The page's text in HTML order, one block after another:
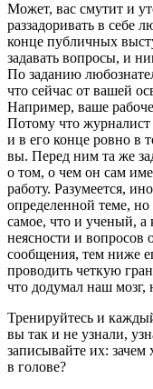
Может, вас смутит и
раззадоривать в себе
конце публичных
задавать вопросы, и
По заданию
что сейчас от вашей
Например, ваше
Потому что журналист
и в его конце ровно в
вы. Перед ним та же
о том, о чем он сам
работу. Разумеется,
определенной теме,
самое, что и ученый,
неясности и вопросов
сообщения, тем ниже
проводить четкую
что додумал наш мозг,
Тренируйтесь и
вы так и не узнали,
записывайте их:
в голове?